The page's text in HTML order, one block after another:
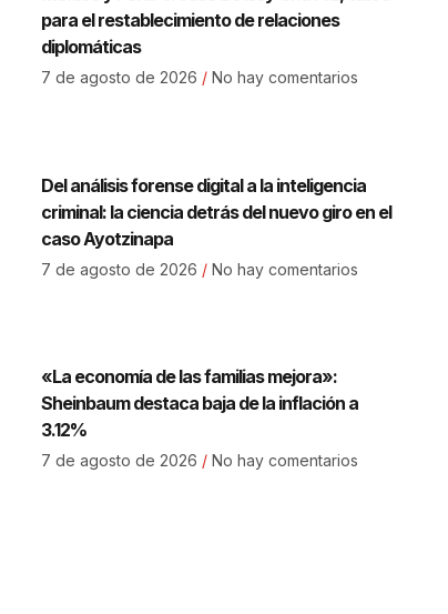
para el restablecimiento de relaciones
diplomáticas
7 de agosto de 2026 No hay comentarios
Del análisis forense digital a la inteligencia
criminal: la ciencia detrás del nuevo giro en el
caso Ayotzinapa
7 de agosto de 2026 No hay comentarios
«La economía de las familias mejora»:
Sheinbaum destaca baja de la inflación a
3.12%
7 de agosto de 2026 No hay comentarios